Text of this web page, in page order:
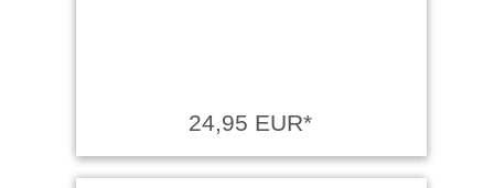
24,95 EUR*